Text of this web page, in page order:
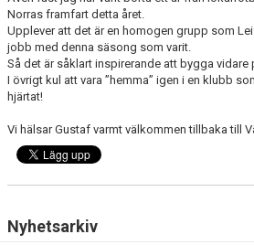
Norras framfart detta året.
Upplever att det är en homogen grupp som
jobb med denna säsong som varit.
Så det är såklart inspirerande att bygga vidare
I övrigt kul att vara ”hemma” igen i en klubb
hjärtat!
Vi hälsar Gustaf varmt välkommen tillbaka till
Nyhetsarkiv